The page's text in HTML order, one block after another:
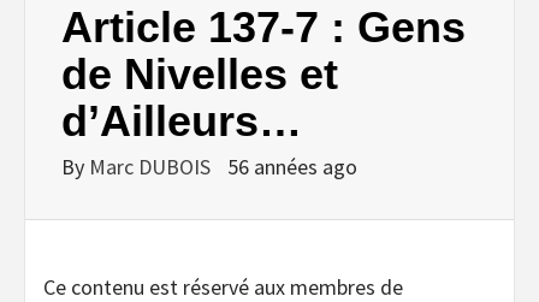
Article 137-7 : Gens
de Nivelles et
d’Ailleurs…
By Marc DUBOIS 56 années ago
Ce contenu est réservé aux membres de